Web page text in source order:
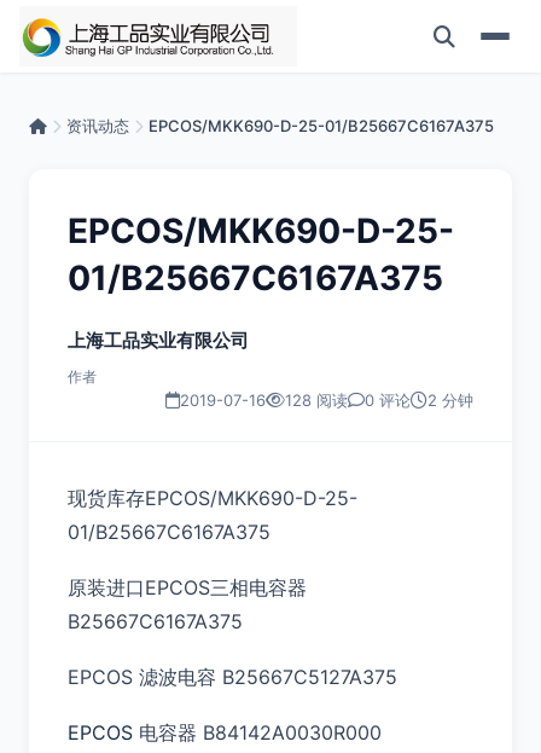
资讯动态 EPCOS/MKK690-D-25-01/B25667C6167A375
EPCOS/MKK690-D-25-
01/B25667C6167A375
上海工品实业有限公司
作者
2019-07-16 128 阅读 0 评论 2 分钟
现货库存EPCOS/MKK690-D-25-
01/B25667C6167A375
原装进口EPCOS三相电容器
B25667C6167A375
EPCOS 滤波电容 B25667C5127A375
EPCOS 电容器 B84142A0030R000